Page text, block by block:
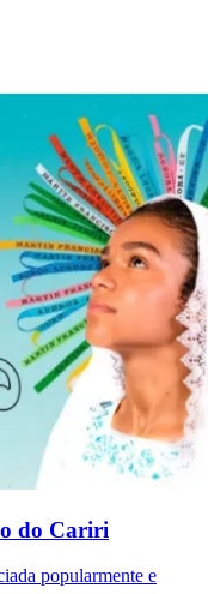
do Cariri
popularmente e